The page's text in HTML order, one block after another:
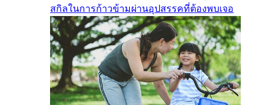
สกิลในการก้าวข้ามผ่านอุปสรรคที่ต้องพบเจอ